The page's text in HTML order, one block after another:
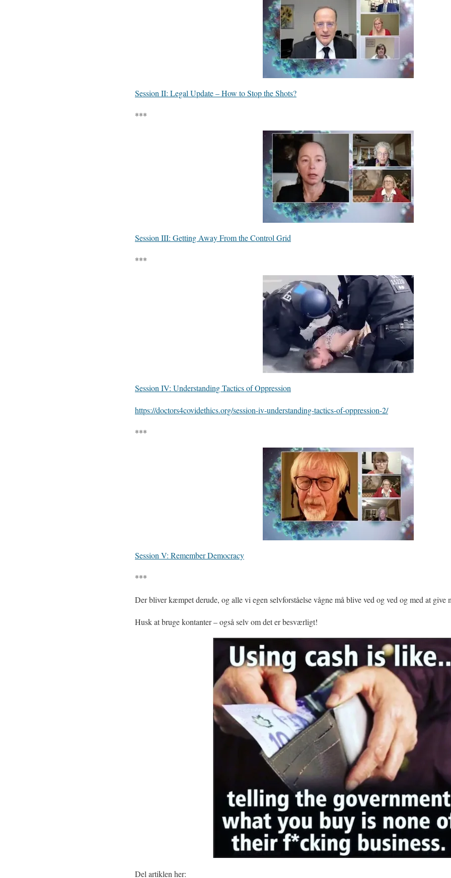
Session II: Legal Update – How to Stop the Shots?
***
Session III: Getting Away From the Control Grid
***
Session IV: Understanding Tactics of Oppression
https://doctors4covidethics.org/session-iv-understanding-tactics-of-oppression-2/
***
Session V: Remember Democracy
***
Der bliver kæmpet derude, og alle vi egen selvforståelse vågne må blive ved og ved og med at give
Husk at bruge kontanter – også selv om det er besværligt!
Del artiklen her: